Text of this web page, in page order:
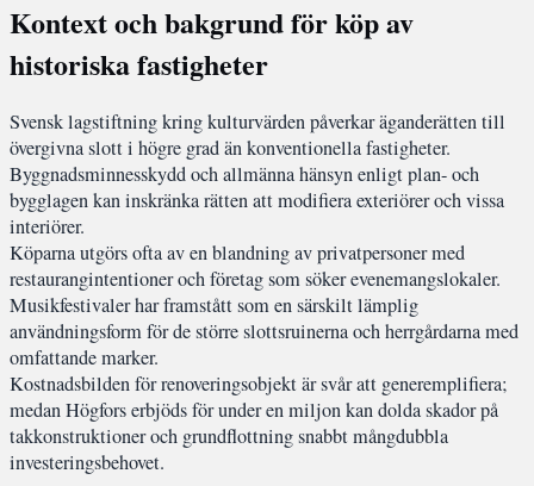
Kontext och bakgrund för köp av
historiska fastigheter
Svensk lagstiftning kring kulturvärden påverkar äganderätten till
övergivna slott i högre grad än konventionella fastigheter.
Byggnadsminnesskydd och allmänna hänsyn enligt plan- och
bygglagen kan inskränka rätten att modifiera exteriörer och vissa
interiörer.
Köparna utgörs ofta av en blandning av privatpersoner med
restaurangintentioner och företag som söker evenemangslokaler.
Musikfestivaler har framstått som en särskilt lämplig
användningsform för de större slottsruinerna och herrgårdarna med
omfattande marker.
Kostnadsbilden för renoveringsobjekt är svår att generemplifiera;
medan Högfors erbjöds för under en miljon kan dolda skador på
takkonstruktioner och grundflottning snabbt mångdubbla
investeringsbehovet.